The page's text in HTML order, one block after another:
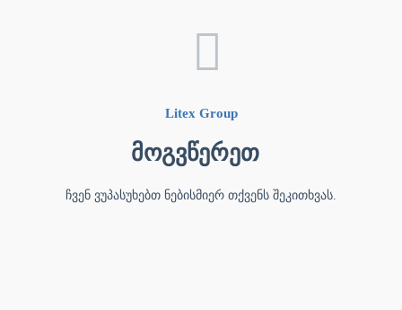
Litex Group
მოგვწერეთ
ჩვენ ვუპასუხებთ ნებისმიერ თქვენს შეკითხვას.